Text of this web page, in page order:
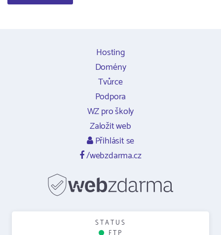
Hosting
Domény
Tvůrce
Podpora
WZ pro školy
Založit web
Přihlásit se
/webzdarma.cz
STATUS